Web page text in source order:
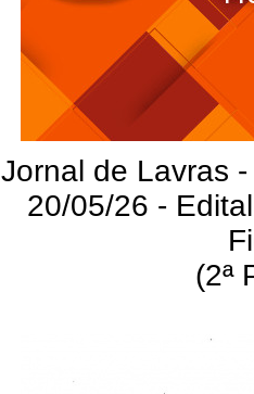
Jornal de Lavras
20/05/26 -
(2ª